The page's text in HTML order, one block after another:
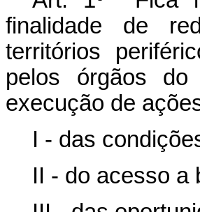
finalidade de
territórios
pelos órgãos do
execução de
I - das
II - do acesso a